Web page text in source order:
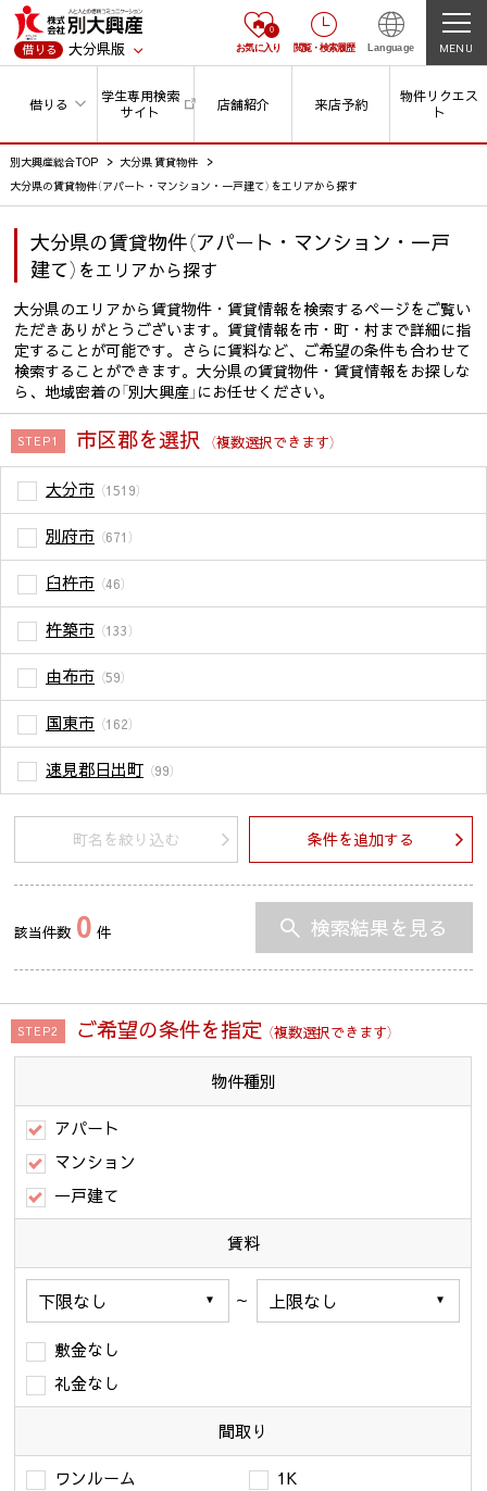
借りる 大分県版
0
お気に入り 閲覧・ 検索履歴 Language MENU
借りる
学生専用検索
サイト
店舗紹介 来店予約
物件リクエス
ト
別大興産総合TOP
大分県 賃貸物件
大分県の賃貸物件（アパート・マンション・一戸建て）をエリアから探す
大分県の賃貸物件（アパート・マンション・一戸
建て） をエリアから探す
大分県のエリアから賃貸物件・賃貸情報を検索するページをご覧い
ただきありがとうございます。賃貸情報を市・町・村まで詳細に指
定することが可能です。さらに賃料など、ご希望の条件も合わせて
検索することができます。大分県の賃貸物件・賃貸情報をお探しな
ら、地域密着の「別大興産」にお任せください。
STEP1 市区郡を選択 （複数選択できます）
大分市 （1519）
別府市 （671）
臼杵市 （46）
杵築市 （133）
由布市 （59）
国東市 （162）
速見郡日出町 （99）
町名を絞り込む 条件を追加する
該当件数 0 件 検索結果を見る
STEP2 ご希望の条件を指定 （複数選択できます）
物件種別
アパート
マンション
一戸建て
賃料
～
敷金なし
礼金なし
間取り
ワンルーム
1K